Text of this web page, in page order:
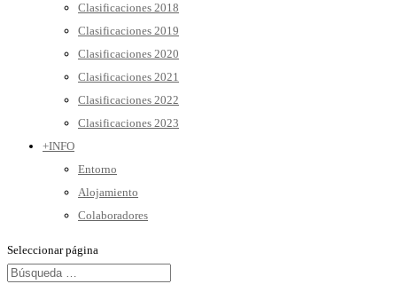
Clasificaciones 2018
Clasificaciones 2019
Clasificaciones 2020
Clasificaciones 2021
Clasificaciones 2022
Clasificaciones 2023
+INFO
Entorno
Alojamiento
Colaboradores
Seleccionar página